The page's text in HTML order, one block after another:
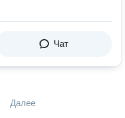
Чат
Далее